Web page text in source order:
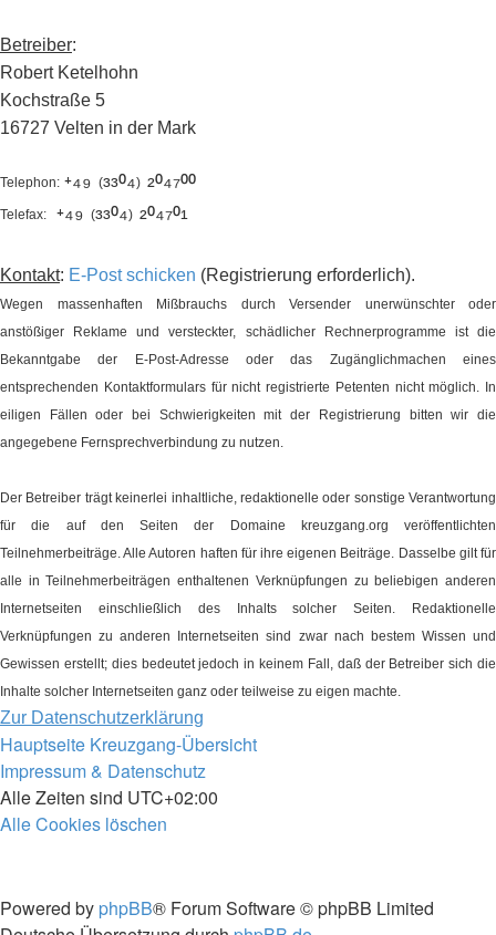
Betreiber:
Robert Ketelhohn
Kochstraße 5
16727 Velten in der Mark
Telephon: ⁺⁴⁹ (³³⁰⁴) ²⁰⁴⁷⁰⁰
Telefax: ⁺⁴⁹ (³³⁰⁴) ²⁰⁴⁷⁰¹
Kontakt: E-Post schicken (Registrierung erforderlich).
Wegen massenhaften Mißbrauchs durch Versender unerwünschter oder
anstößiger Reklame und versteckter, schädlicher Rechnerprogramme ist die
Bekanntgabe der E-Post-Adresse oder das Zugänglichmachen eines
entsprechenden Kontaktformulars für nicht registrierte Petenten nicht möglich. In
eiligen Fällen oder bei Schwierigkeiten mit der Registrierung bitten wir die
angegebene Fernsprechverbindung zu nutzen.
Der Betreiber trägt keinerlei inhaltliche, redaktionelle oder sonstige Verantwortung
für die auf den Seiten der Domaine kreuzgang.org veröffentlichten
Teilnehmerbeiträge. Alle Autoren haften für ihre eigenen Beiträge. Dasselbe gilt für
alle in Teilnehmerbeiträgen enthaltenen Verknüpfungen zu beliebigen anderen
Internetseiten einschließlich des Inhalts solcher Seiten. Redaktionelle
Verknüpfungen zu anderen Internetseiten sind zwar nach bestem Wissen und
Gewissen erstellt; dies bedeutet jedoch in keinem Fall, daß der Betreiber sich die
Inhalte solcher Internetseiten ganz oder teilweise zu eigen machte.
Zur Datenschutzerklärung
Hauptseite Kreuzgang-Übersicht
Impressum & Datenschutz
Alle Zeiten sind UTC+02:00
Alle Cookies löschen
Powered by phpBB® Forum Software © phpBB Limited